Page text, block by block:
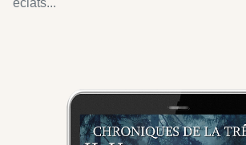
éclats...